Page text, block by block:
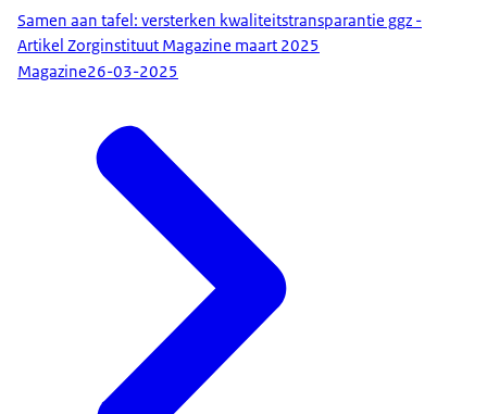
Samen aan tafel: versterken kwaliteitstransparantie ggz -
Artikel Zorginstituut Magazine maart 2025
Magazine26-03-2025